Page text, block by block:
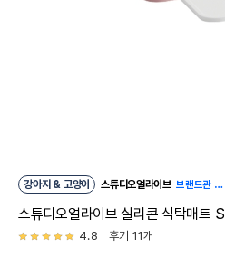
강아지 & 고양이 스튜디오얼라이브 브랜드관 이
스튜디오얼라이브 실리콘 식탁매트 S
4.8 후기 11개